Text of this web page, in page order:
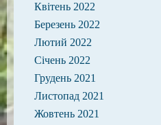
Квітень 2022
Березень 2022
Лютий 2022
Січень 2022
Грудень 2021
Листопад 2021
Жовтень 2021